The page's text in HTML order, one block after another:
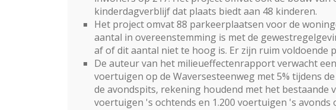
kinderdagverblijf dat plaats biedt aan 48 kinderen.
Het project omvat 88 parkeerplaatsen voor de
aantal in overeenstemming is met de
af of dit aantal niet te hoog is. Er zijn ruim voldoende
De auteur van het milieueffectenrapport verwacht
voertuigen op de Waversesteenweg met 5% tijdens
de avondspits, rekening houdend met het bestaande
voertuigen 's ochtends en 1.200 voertuigen 's avonds